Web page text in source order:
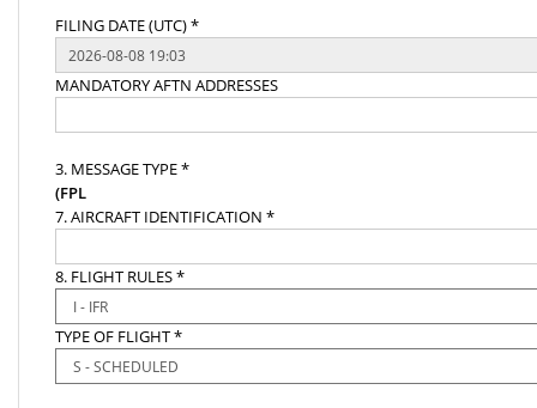
FILING DATE (UTC) *
MANDATORY AFTN ADDRESSES
3. MESSAGE TYPE *
(FPL
7. AIRCRAFT IDENTIFICATION *
8. FLIGHT RULES *
TYPE OF FLIGHT *